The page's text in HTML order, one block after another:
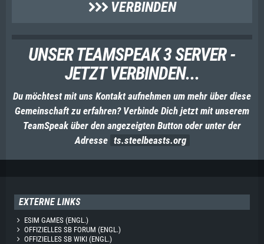
VERBINDEN
UNSER TEAMSPEAK 3 SERVER -
JETZT VERBINDEN...
Du möchtest mit uns Kontakt aufnehmen um mehr über diese
Gemeinschaft zu erfahren? Verbinde Dich jetzt mit unserem
TeamSpeak über den angezeigten Button oder unter der
Adresse ts.steelbeasts.org
EXTERNE LINKS
ESIM GAMES (ENGL.)
OFFIZIELLES SB FORUM (ENGL.)
OFFIZIELLES SB WIKI (ENGL.)